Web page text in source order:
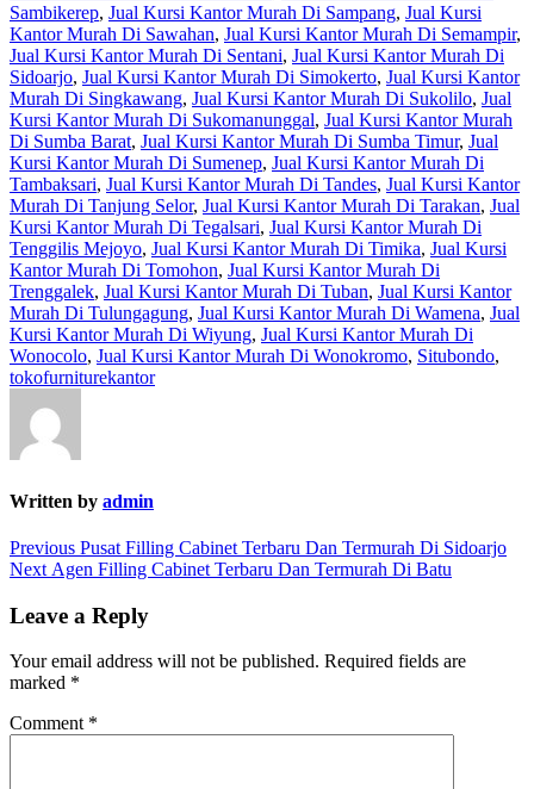
Sambikerep, Jual Kursi Kantor Murah Di Sampang, Jual Kursi
Kantor Murah Di Sawahan, Jual Kursi Kantor Murah Di Semampir,
Jual Kursi Kantor Murah Di Sentani, Jual Kursi Kantor Murah Di
Sidoarjo, Jual Kursi Kantor Murah Di Simokerto, Jual Kursi Kantor
Murah Di Singkawang, Jual Kursi Kantor Murah Di Sukolilo, Jual
Kursi Kantor Murah Di Sukomanunggal, Jual Kursi Kantor Murah
Di Sumba Barat, Jual Kursi Kantor Murah Di Sumba Timur, Jual
Kursi Kantor Murah Di Sumenep, Jual Kursi Kantor Murah Di
Tambaksari, Jual Kursi Kantor Murah Di Tandes, Jual Kursi Kantor
Murah Di Tanjung Selor, Jual Kursi Kantor Murah Di Tarakan, Jual
Kursi Kantor Murah Di Tegalsari, Jual Kursi Kantor Murah Di
Tenggilis Mejoyo, Jual Kursi Kantor Murah Di Timika, Jual Kursi
Kantor Murah Di Tomohon, Jual Kursi Kantor Murah Di
Trenggalek, Jual Kursi Kantor Murah Di Tuban, Jual Kursi Kantor
Murah Di Tulungagung, Jual Kursi Kantor Murah Di Wamena, Jual
Kursi Kantor Murah Di Wiyung, Jual Kursi Kantor Murah Di
Wonocolo, Jual Kursi Kantor Murah Di Wonokromo, Situbondo,
tokofurniturekantor
Written by admin
Post
navigation
Previous Previous
post:
Pusat Filling Cabinet Terbaru Dan Termurah Di Sidoarjo
Next Next
Agen Filling Cabinet Terbaru Dan Termurah Di Batu
Leave a Reply
Your email address will not be published. Required fields are
marked *
Comment *